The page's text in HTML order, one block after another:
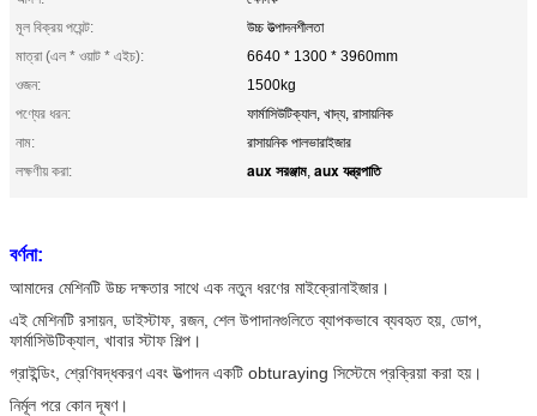
মূল বিক্রয় পয়েন্ট:
উচ্চ উত্পাদনশীলতা
মাত্রা (এল * ওয়াট * এইচ):
6640 * 1300 * 3960mm
ওজন:
1500kg
পণ্যের ধরন:
ফার্মাসিউটিক্যাল, খাদ্য, রাসায়নিক
নাম:
রাসায়নিক পালভারাইজার
লক্ষণীয় করা:
aux সরঞ্জাম, aux যন্ত্রপাতি
বর্ণনা:
আমাদের মেশিনটি উচ্চ দক্ষতার সাথে এক নতুন ধরণের মাইক্রোনাইজার।
এই মেশিনটি রসায়ন, ডাইস্টাফ, রজন, শেল উপাদানগুলিতে ব্যাপকভাবে ব্যবহৃত হয় ডোপ,
ফার্মাসিউটিক্যাল, খাবার স্টাফ শিল্প ।
গ্রাইন্ডিং, শ্রেণিবদ্ধকরণ এবং উত্পাদন একটি obturaying সিস্টেমে প্রক্রিয়া করা হয়।
নির্মূল পরে কোন দূষণ।